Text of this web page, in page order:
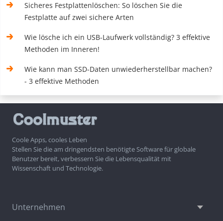
Sicheres Festplattenlöschen: So löschen Sie die
Festplatte auf zwei sichere Arten
Wie lösche ich ein USB-Laufwerk vollständig? 3 effektive
Methoden im Inneren!
Wie kann man SSD-Daten unwiederherstellbar machen?
- 3 effektive Methoden
Coole Apps, cooles Leben
Stellen Sie die am dringendsten benötigte Software für globale
Benutzer bereit, verbessern Sie die Lebensqualität mit
Wissenschaft und Technologie.
Unternehmen